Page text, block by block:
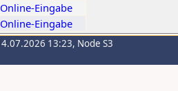
Online-Eingabe
Online-Eingabe
13:23, Node S3